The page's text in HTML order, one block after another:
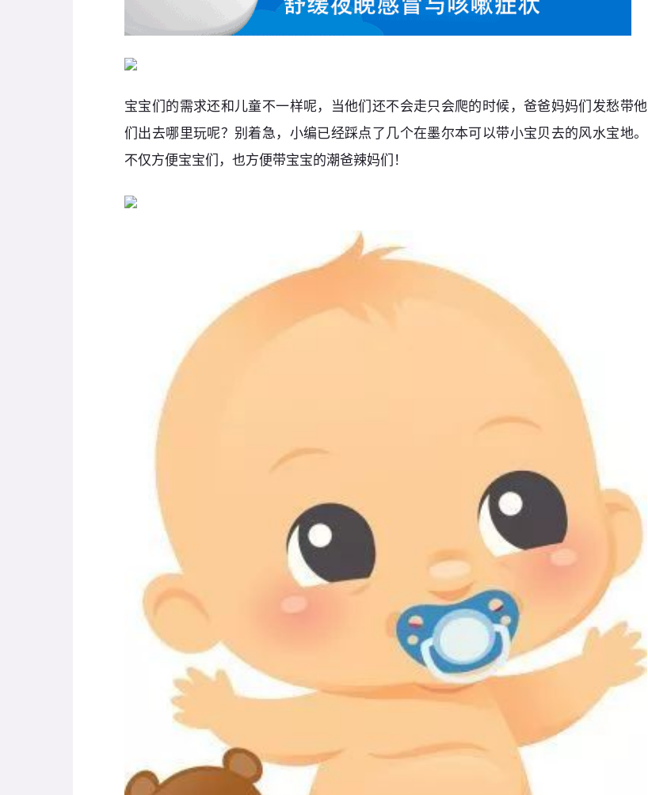
宝宝们的需求还和儿童不一样呢，当他们还不会走只会爬的时候，爸爸妈妈们发愁带他
们出去哪里玩呢？别着急，小编已经踩点了几个在墨尔本可以带小宝贝去的风水宝地。
不仅方便宝宝们，也方便带宝宝的潮爸辣妈们！